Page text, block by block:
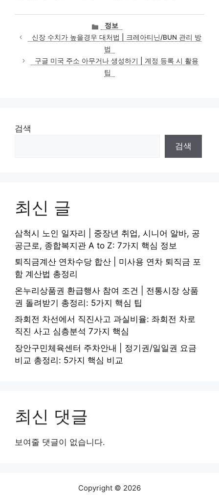
카
테
고
리
정보
신장 수치가 높을경우 대처법 | 크레아티닌/BUN 관리 방
법
구글 미국 주소 아무거나 생성하기 | 계정 등록 시 활용
팁
검색
검색
최신 글
삼척시 노인 일자리 | 중장년 취업, 시니어 알바, 공
공근로, 종합복지관 A to Z: 7가지 핵심 정보
퇴직금계산 연차수당 합산 | 미사용 연차 퇴직금 포
함 계산법 총정리
온누리상품권 환급행사 참여 조건 | 전통시장 상품
권 돌려받기 총정리: 5가지 핵심 팁
좌회전 차선에서 직진사고 과실비율: 좌회전 차로
직진 사고 심층분석 7가지 핵심
장안구민체육센터 주차안내 | 정기권/일일권 요금
비교 총정리: 5가지 핵심 비교
최신 댓글
보여줄 댓글이 없습니다.
Copyright © 2026